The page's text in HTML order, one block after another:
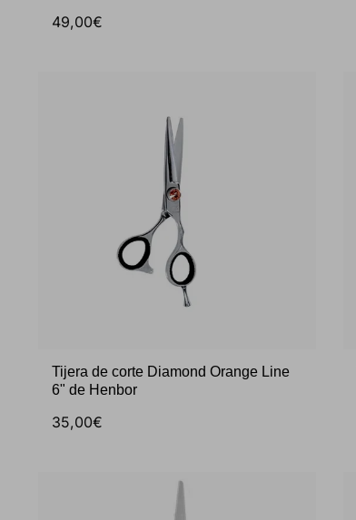
49,00€
Tijera de corte Diamond Orange Line
6" de Henbor
35,00€